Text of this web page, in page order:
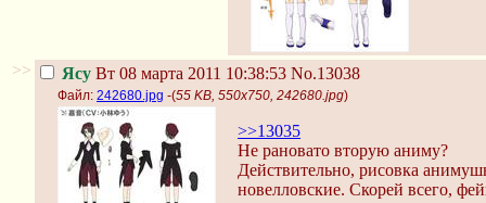
>> Ясу Вт 08 марта 2011 10:38:53 No.13038
Файл: 242680.jpg -(55 KB, 550x750, 242680.jpg)
>>13035
Не рановато вторую аниму?
Действительно, рисовка
новелловские. Скорей всего,